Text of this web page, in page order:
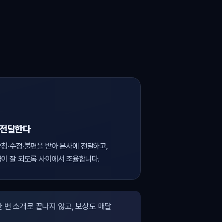
달한다
·수정·불편을 받아 본사에 전달하고,
잘 되도록 사이에서 조율합니다.
번 소개로 끝나지 않고, 보상도 매달